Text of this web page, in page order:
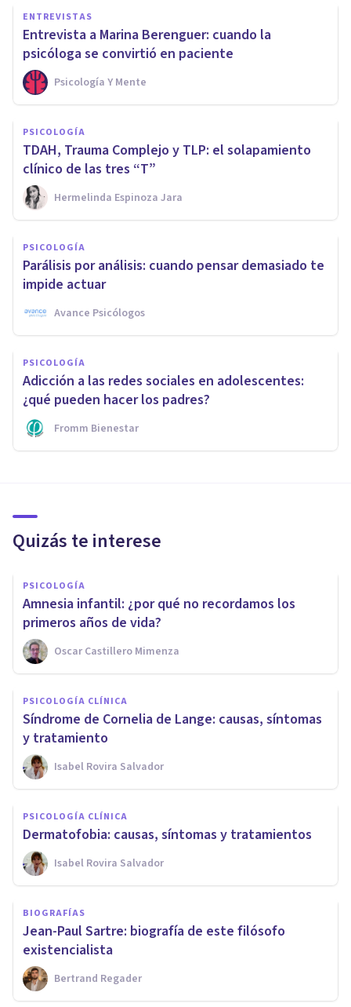
ENTREVISTAS
Entrevista a Marina Berenguer: cuando la
psicóloga se convirtió en paciente
Psicología Y Mente
PSICOLOGÍA
TDAH, Trauma Complejo y TLP: el solapamiento
clínico de las tres “T”
Hermelinda Espinoza Jara
PSICOLOGÍA
Parálisis por análisis: cuando pensar demasiado te
impide actuar
Avance Psicólogos
PSICOLOGÍA
Adicción a las redes sociales en adolescentes:
¿qué pueden hacer los padres?
Fromm Bienestar
Quizás te interese
PSICOLOGÍA
Amnesia infantil: ¿por qué no recordamos los
primeros años de vida?
Oscar Castillero Mimenza
PSICOLOGÍA CLÍNICA
Síndrome de Cornelia de Lange: causas, síntomas
y tratamiento
Isabel Rovira Salvador
PSICOLOGÍA CLÍNICA
Dermatofobia: causas, síntomas y tratamientos
Isabel Rovira Salvador
BIOGRAFÍAS
Jean-Paul Sartre: biografía de este filósofo
existencialista
Bertrand Regader